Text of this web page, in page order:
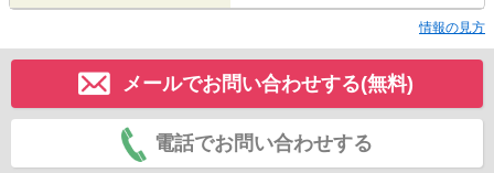
情報の見方
メールでお問い合わせする(無料)
電話でお問い合わせする